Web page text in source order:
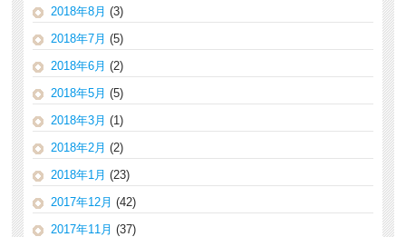
2018年8月 (3)
2018年7月 (5)
2018年6月 (2)
2018年5月 (5)
2018年3月 (1)
2018年2月 (2)
2018年1月 (23)
2017年12月 (42)
2017年11月 (37)